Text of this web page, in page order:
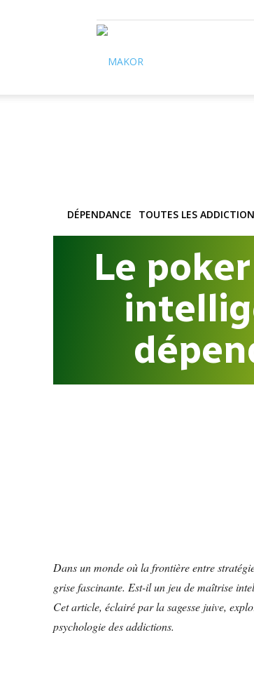
DÉPENDANCE TOUTES LES
Le
Dans un monde où la frontière entre
grise fascinante. Est-il un jeu de maîtrise
Cet article, éclairé par la sagesse juive,
psychologie des addictions.